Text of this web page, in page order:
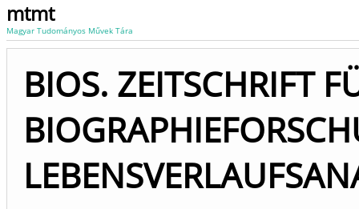
mtmt
Magyar Tudományos Művek Tára
BIOS. ZEITSCHRIFT